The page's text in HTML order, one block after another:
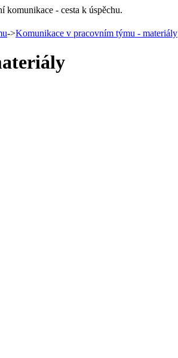
- cesta k úspěchu.
->Komunikace v pracovním týmu - materiály